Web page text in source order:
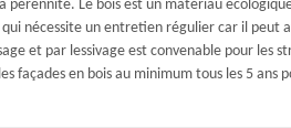
pérennité. Le bois est un matériau
nécessite un entretien régulier car il peut
et par lessivage est convenable pour les
façades en bois au minimum tous les 5 ans